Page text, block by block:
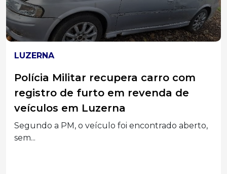
REGIÃO
Homem é preso por manter idosa
em cárcere privado e ameaçá-la no
Oeste de Santa Catarina
Suspeito também era procurado pela Justiça do
Paraná e...